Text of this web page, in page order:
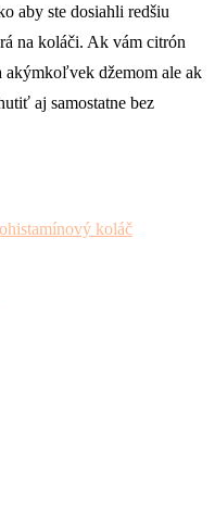
aby ste dosiahli redšiu
na koláči. Ak vám citrón
akýmkoľvek džemom ale ak
aj samostatne bez
koláč